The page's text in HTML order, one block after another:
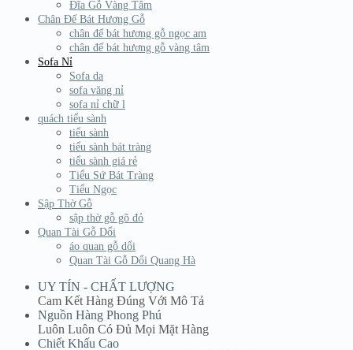
Đĩa Gỗ Vàng Tâm
Chân Đế Bát Hương Gỗ
chân đế bát hương gỗ ngọc am
chân đế bát hương gỗ vàng tâm
Sofa Nỉ
Sofa da
sofa văng nỉ
sofa nỉ chữ l
quách tiểu sành
tiểu sành
tiểu sành bát tràng
tiểu sành giá rẻ
Tiểu Sứ Bát Tràng
Tiểu Ngọc
Sập Thờ Gỗ
sập thờ gỗ gõ đỏ
Quan Tài Gỗ Dổi
áo quan gỗ dổi
Quan Tài Gỗ Dổi Quang Hà
UY TÍN - CHẤT LƯỢNG
Cam Kết Hàng Đúng Với Mô Tả
Nguồn Hàng Phong Phú
Luôn Luôn Có Đủ Mọi Mặt Hàng
Chiết Khấu Cao